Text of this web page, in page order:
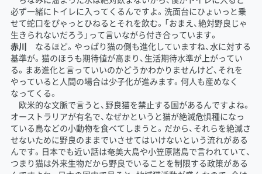
必ず一緒にトイレに入ってくるんですよ。洗面台にひょいっと乗
せて蛇口をぴゃっとひねるとそれを飲む。「おまえ、絶対野良じゃ
生きられないだろう」って言いながら付き合っています。
赤川 なるほど。やっぱり猫の側も進化していますね、水に対する
基準が。猫のほうも期待値が高まり、生活期待水準が上がってい
る。まあ進化と言っていいのかどうかわかりませんけど、それを
やっていると人間の場合は少子化が進みます。何人も産めなく
なってくる。
欧米的な文脈で言うと、野良猫を禁止する国があるんですよね。
オーストラリアが有名で、なぜかというと猫が絶滅危惧種になっ
ている鳥などの小動物を食べてしまうと。だから、それらを絶滅さ
せないために野良のままでいさせてはいけないという流れがある
んです。日本でも近い話は奄美大島や小笠原諸島で言われていて、
つまり猫は外来生物だから野良でいることを制限する政策がある